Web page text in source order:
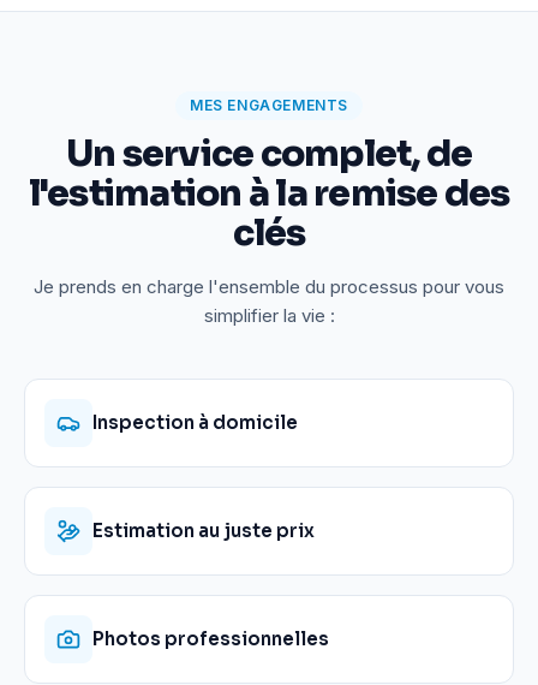
MES ENGAGEMENTS
Un service complet, de
l'estimation à la remise des
clés
Je prends en charge l'ensemble du processus pour vous
simplifier la vie :
Inspection à domicile
Estimation au juste prix
Photos professionnelles